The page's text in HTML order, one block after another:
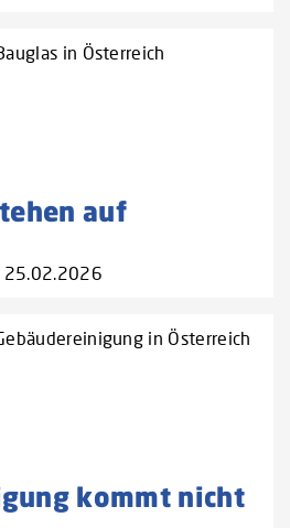
in Österreich
auf
25.02.2026
in Österreich
kommt nicht